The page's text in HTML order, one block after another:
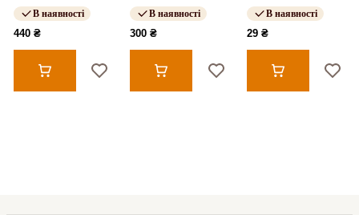
33-33-4,5см
В наявності
440 ₴
В наявності
300 ₴
шт в блоці, 12 блоків
упаковціВ наявності
29 ₴